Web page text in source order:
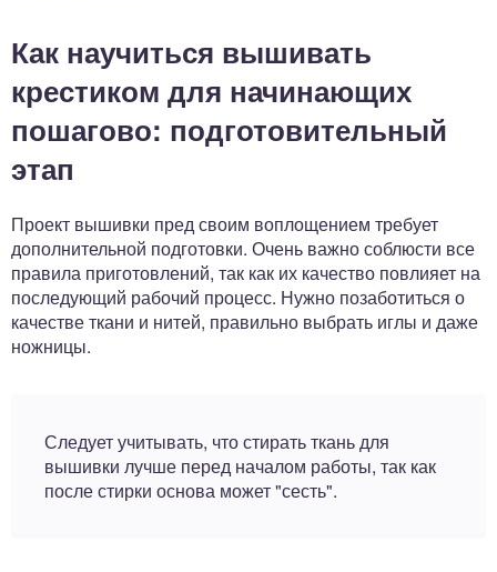
Как научиться вышивать
крестиком для начинающих
пошагово: подготовительный
этап
Проект вышивки пред своим воплощением требует
дополнительной подготовки. Очень важно соблюсти все
правила приготовлений, так как их качество повлияет на
последующий рабочий процесс. Нужно позаботиться о
качестве ткани и нитей, правильно выбрать иглы и даже
ножницы.
Следует учитывать, что стирать ткань для
вышивки лучше перед началом работы, так как
после стирки основа может "сесть".